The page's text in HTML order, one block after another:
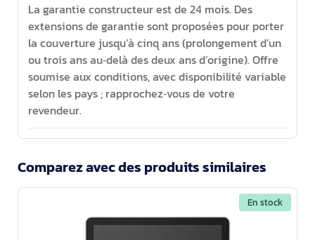
La garantie constructeur est de 24 mois. Des
extensions de garantie sont proposées pour porter
la couverture jusqu’à cinq ans (prolongement d’un
ou trois ans au‑delà des deux ans d’origine). Offre
soumise aux conditions, avec disponibilité variable
selon les pays ; rapprochez‑vous de votre
revendeur.
Comparez avec des produits similaires
En stock